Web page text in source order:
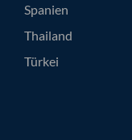
Spanien
Thailand
Türkei